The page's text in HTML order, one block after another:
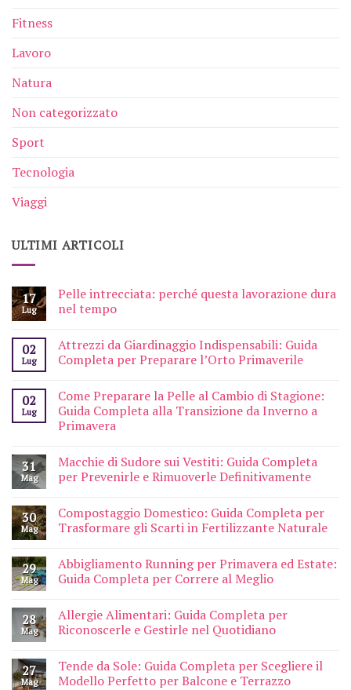
Fitness
Lavoro
Natura
Non categorizzato
Sport
Tecnologia
Viaggi
ULTIMI ARTICOLI
17
Lug
Pelle intrecciata: perché questa lavorazione dura
nel tempo
02
Lug
Attrezzi da Giardinaggio Indispensabili: Guida
Completa per Preparare l’Orto Primaverile
02
Lug
Come Preparare la Pelle al Cambio di Stagione:
Guida Completa alla Transizione da Inverno a
Primavera
31
Mag
Macchie di Sudore sui Vestiti: Guida Completa
per Prevenirle e Rimuoverle Definitivamente
30
Mag
Compostaggio Domestico: Guida Completa per
Trasformare gli Scarti in Fertilizzante Naturale
29
Mag
Abbigliamento Running per Primavera ed Estate:
Guida Completa per Correre al Meglio
28
Mag
Allergie Alimentari: Guida Completa per
Riconoscerle e Gestirle nel Quotidiano
27
Mag
Tende da Sole: Guida Completa per Scegliere il
Modello Perfetto per Balcone e Terrazzo